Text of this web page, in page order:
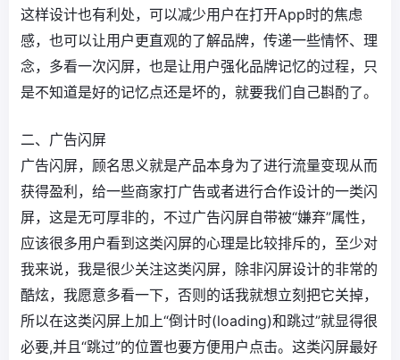
这样设计也有利处，可以减少用户在打开App时的焦虑
感，也可以让用户更直观的了解品牌，传递一些情怀、理
念，多看一次闪屏，也是让用户强化品牌记忆的过程，只
是不知道是好的记忆点还是坏的，就要我们自己斟酌了。
二、广告闪屏
广告闪屏，顾名思义就是产品本身为了进行流量变现从而
获得盈利，给一些商家打广告或者进行合作设计的一类闪
屏，这是无可厚非的，不过广告闪屏自带被“嫌弃”属性，
应该很多用户看到这类闪屏的心理是比较排斥的，至少对
我来说，我是很少关注这类闪屏，除非闪屏设计的非常的
酷炫，我愿意多看一下，否则的话我就想立刻把它关掉，
所以在这类闪屏上加上“倒计时(loading)和跳过”就显得很
必要,并且“跳过”的位置也要方便用户点击。这类闪屏最好